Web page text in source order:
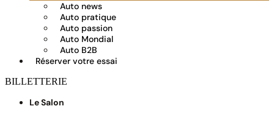
Auto news
Auto pratique
Auto passion
Auto Mondial
Auto B2B
Réserver votre essai
BILLETTERIE
Le Salon